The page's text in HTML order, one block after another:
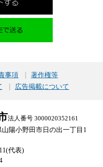
事項
著作権等
広告掲載について
法人番号 3000020352161
山陽小野田市日の出一丁目1
代表)